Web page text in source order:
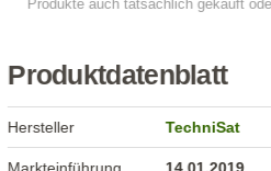
Produktdatenblatt
Hersteller TechniSat